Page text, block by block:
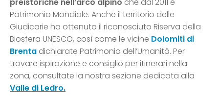
Patrimonio Mondiale. Anche il territorio delle
Giudicarie ha ottenuto il riconosciuto Riserva della
Biosfera UNESCO, così come le vicine Dolomiti di
Brenta dichiarate Patrimonio dell’Umanità. Per
trovare ispirazione e consiglio per itinerari nella
zona, consultate la nostra sezione dedicata alla
Valle di Ledro.